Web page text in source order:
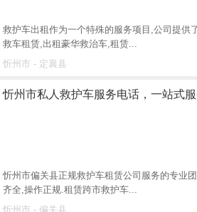
救护车出租作为一个特殊的服务项目,公司提供
救车租赁,出租豪华救治车,租赁...
忻州市 - 定襄县
忻州市私人救护车服务电话，一站式
忻州市偏关县正规救护车租赁公司服务的专业
齐全,操作正规.租赁跨市救护车...
忻州市 - 偏关县